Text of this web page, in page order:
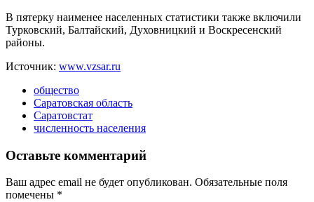
В пятерку наименее населенных статистики также включили
Турковский, Балтайский, Духовницкий и Воскресенский
районы.
Источник: www.vzsar.ru
общество
Саратовская область
Саратовстат
численность населения
Оставьте комментарий
Ваш адрес email не будет опубликован. Обязательные поля
помечены *